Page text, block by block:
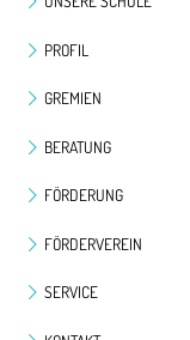
PROFIL
GREMIEN
BERATUNG
FÖRDERUNG
FÖRDERVEREIN
SERVICE